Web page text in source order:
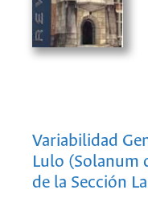
Variabilidad
Lulo (Solanum
de la Sección